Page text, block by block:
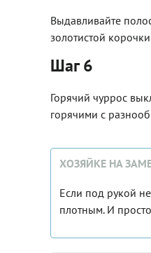
Выдавливайте
золотистой
Шаг 6
Горячий чуррос
горячими с
ХОЗЯЙКЕ НА
Если под рукой
плотным. И